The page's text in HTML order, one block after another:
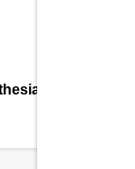
y